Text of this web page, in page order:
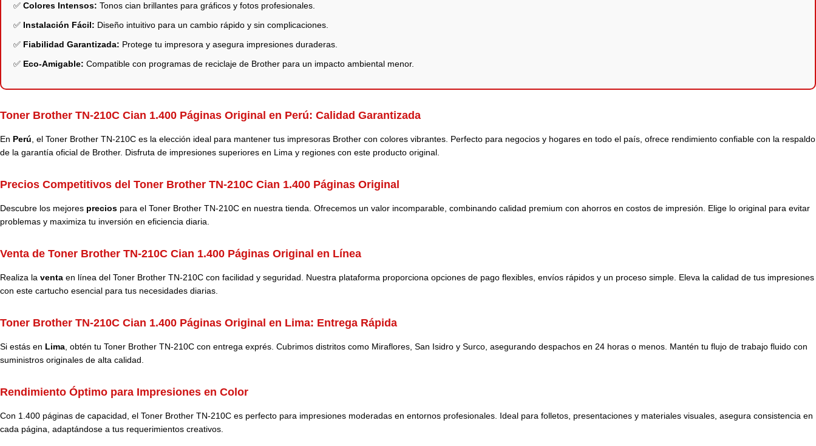
✅ Colores Intensos: Tonos cian brillantes para gráficos y fotos profesionales.
✅ Instalación Fácil: Diseño intuitivo para un cambio rápido y sin complicaciones.
✅ Fiabilidad Garantizada: Protege tu impresora y asegura impresiones duraderas.
✅ Eco-Amigable: Compatible con programas de reciclaje de Brother para un impacto ambiental menor.
Toner Brother TN-210C Cian 1.400 Páginas Original en Perú: Calidad Garantizada
En Perú, el Toner Brother TN-210C es la elección ideal para mantener tus impresoras Brother con colores vibrantes. Perfecto para negocios y hogares en todo el país, ofrece rendimiento confiable con la respaldo
de la garantía oficial de Brother. Disfruta de impresiones superiores en Lima y regiones con este producto original.
Precios Competitivos del Toner Brother TN-210C Cian 1.400 Páginas Original
Descubre los mejores precios para el Toner Brother TN-210C en nuestra tienda. Ofrecemos un valor incomparable, combinando calidad premium con ahorros en costos de impresión. Elige lo original para evitar
problemas y maximiza tu inversión en eficiencia diaria.
Venta de Toner Brother TN-210C Cian 1.400 Páginas Original en Línea
Realiza la venta en línea del Toner Brother TN-210C con facilidad y seguridad. Nuestra plataforma proporciona opciones de pago flexibles, envíos rápidos y un proceso simple. Eleva la calidad de tus impresiones
con este cartucho esencial para tus necesidades diarias.
Toner Brother TN-210C Cian 1.400 Páginas Original en Lima: Entrega Rápida
Si estás en Lima, obtén tu Toner Brother TN-210C con entrega exprés. Cubrimos distritos como Miraflores, San Isidro y Surco, asegurando despachos en 24 horas o menos. Mantén tu flujo de trabajo fluido con
suministros originales de alta calidad.
Rendimiento Óptimo para Impresiones en Color
Con 1.400 páginas de capacidad, el Toner Brother TN-210C es perfecto para impresiones moderadas en entornos profesionales. Ideal para folletos, presentaciones y materiales visuales, asegura consistencia en
cada página, adaptándose a tus requerimientos creativos.